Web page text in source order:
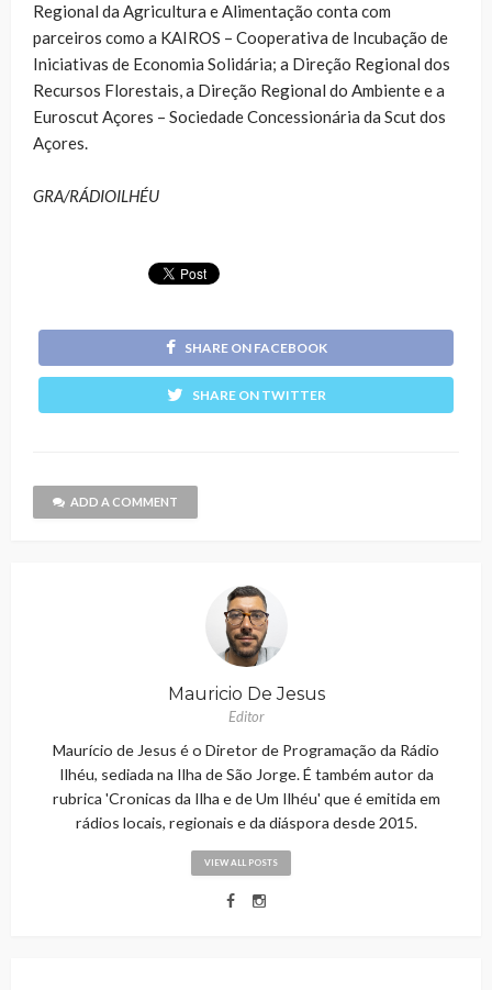
Regional da Agricultura e Alimentação conta com
parceiros como a KAIROS – Cooperativa de Incubação de
Iniciativas de Economia Solidária; a Direção Regional dos
Recursos Florestais, a Direção Regional do Ambiente e a
Euroscut Açores – Sociedade Concessionária da Scut dos
Açores.
GRA/RÁDIOILHÉU
SHARE ON FACEBOOK
SHARE ON TWITTER
ADD A COMMENT
Mauricio De Jesus
Editor
Maurício de Jesus é o Diretor de Programação da Rádio
Ilhéu, sediada na Ilha de São Jorge. É também autor da
rubrica 'Cronicas da Ilha e de Um Ilhéu' que é emitida em
rádios locais, regionais e da diáspora desde 2015.
VIEW ALL POSTS